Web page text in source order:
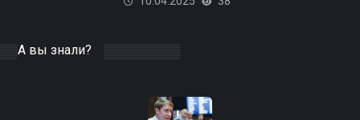
А вы знали?